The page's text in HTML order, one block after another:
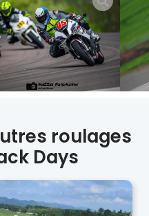
roulages
Days